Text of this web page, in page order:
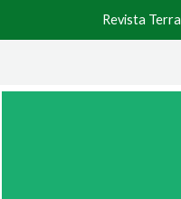
Revista Terra